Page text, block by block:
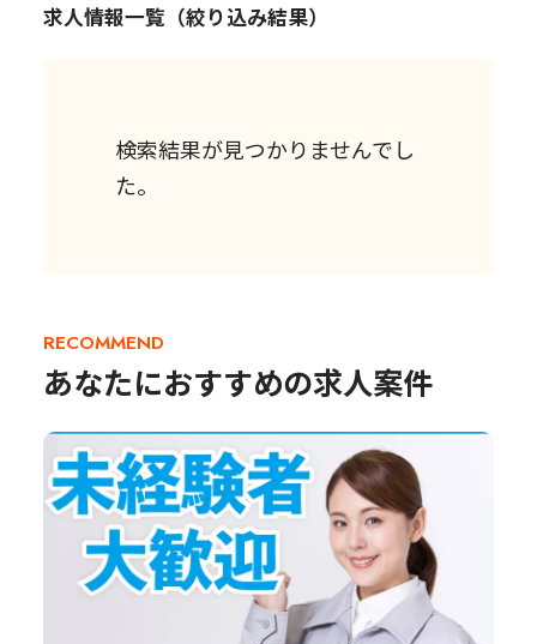
求人情報一覧（絞り込み結果）
検索結果が見つかりませんでし
た。
RECOMMEND
あなたにおすすめの求人案件